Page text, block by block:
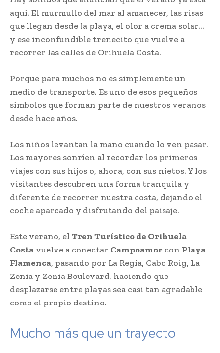
aquí. El murmullo del mar al amanecer, las risas
que llegan desde la playa, el olor a crema solar…
y ese inconfundible trenecito que vuelve a
recorrer las calles de Orihuela Costa.
Porque para muchos no es simplemente un
medio de transporte. Es uno de esos pequeños
símbolos que forman parte de nuestros veranos
desde hace años.
Los niños levantan la mano cuando lo ven pasar.
Los mayores sonríen al recordar los primeros
viajes con sus hijos o, ahora, con sus nietos. Y los
visitantes descubren una forma tranquila y
diferente de recorrer nuestra costa, dejando el
coche aparcado y disfrutando del paisaje.
Este verano, el Tren Turístico de Orihuela
Costa vuelve a conectar Campoamor con Playa
Flamenca, pasando por La Regia, Cabo Roig, La
Zenia y Zenia Boulevard, haciendo que
desplazarse entre playas sea casi tan agradable
como el propio destino.
Mucho más que un trayecto